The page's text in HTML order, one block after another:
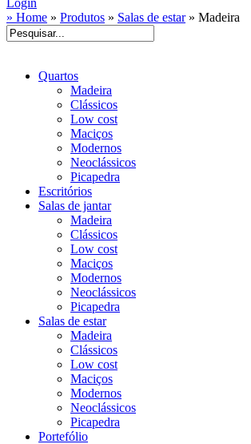
Login
» Home » Produtos » Salas de estar » Madeira
Quartos
Madeira
Clássicos
Low cost
Maciços
Modernos
Neoclássicos
Picapedra
Escritórios
Salas de jantar
Madeira
Clássicos
Low cost
Maciços
Modernos
Neoclássicos
Picapedra
Salas de estar
Madeira
Clássicos
Low cost
Maciços
Modernos
Neoclássicos
Picapedra
Portefólio